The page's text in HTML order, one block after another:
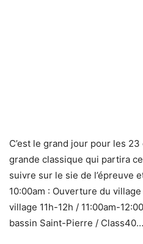
C’est le grand jour pour les
grande classique qui partira
suivre sur le sie de l’épreuve
10:00am : Ouverture du
village 11h-12h / 11:00am-
bassin Saint-Pierre / Class40…